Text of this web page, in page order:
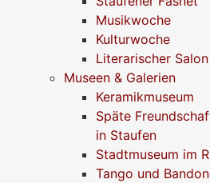
Musikwoche
Kulturwoche
Literarischer Salon
Museen & Galerien
Keramikmuseum
Späte
in Staufen
Stadtmuseum im
Tango und